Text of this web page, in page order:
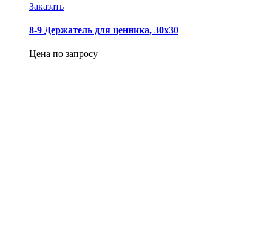
Заказать
8-9 Держатель для ценника, 30х30
Цена по запросу